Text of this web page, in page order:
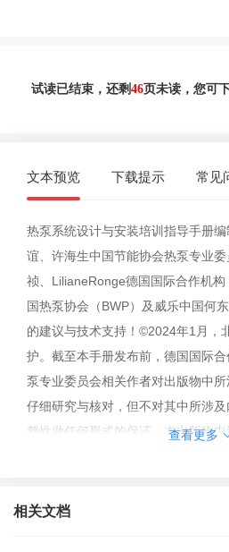
试读已结束，还剩46页未读，您可
文本预览 下载提示 常见
热泵系统设计与安装培训指导手册
谊、许海生中国节能协会热泵专业
祯、LilianeRonge德国国际合作机
国热泵协会（BWP）及威乐中国何
的建议与技术支持！©2024年1月，
护。截至本手册发布前，德国国际
泵专业委员会相关作者对出版物中
仔细研究与核对，但不对其中所涉
整性做任何形式的保证。本出版物
见。热泵系统设计与安装培训指导手
查看更多
相关文档